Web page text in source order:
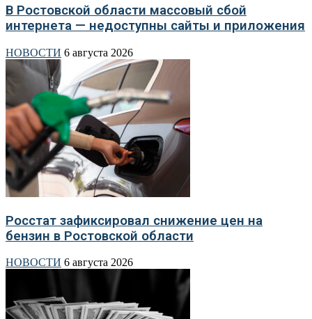
В Ростовской области массовый сбой
интернета — недоступны сайты и приложения
НОВОСТИ 6 августа 2026
Росстат зафиксировал снижение цен на
бензин в Ростовской области
НОВОСТИ 6 августа 2026